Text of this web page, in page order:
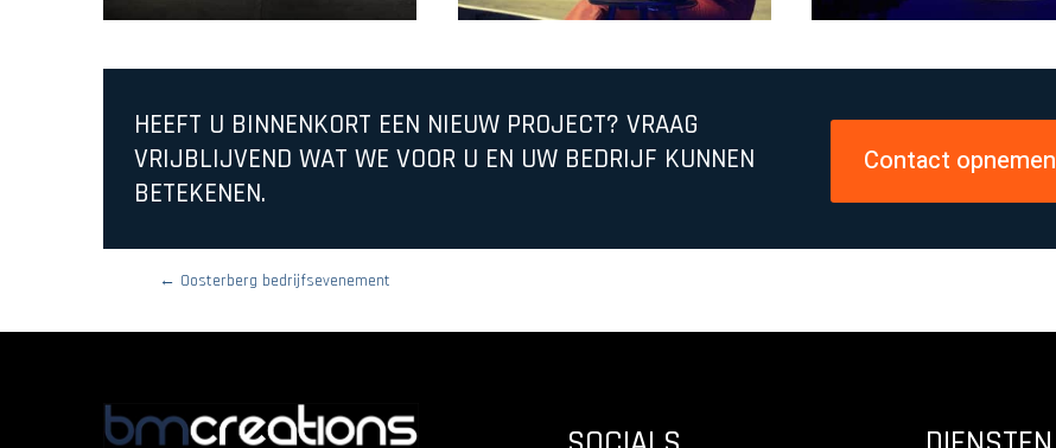
HEEFT U BINNENKORT EEN NIEUW PROJECT? VRAAG
VRIJBLIJVEND WAT WE VOOR U EN UW BEDRIJF KUNNEN
BETEKENEN.
Contact opnemen
← Oosterberg bedrijfsevenement